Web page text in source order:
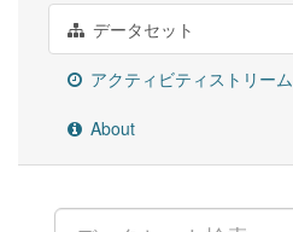
データセット
アクティビティストリーム
About